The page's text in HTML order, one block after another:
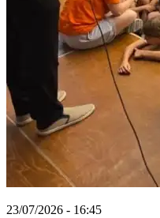
23/07/2026 - 16:45